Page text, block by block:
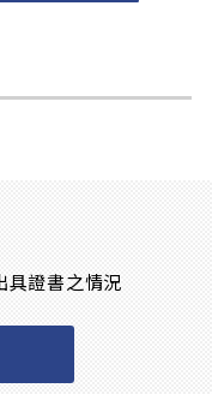
具證書之情況